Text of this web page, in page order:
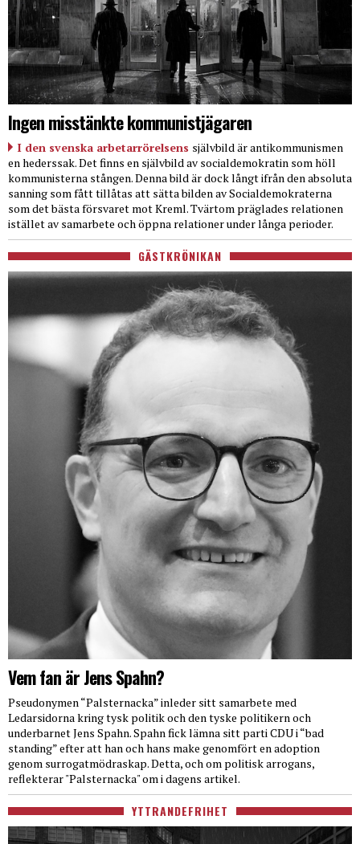
Ingen misstänkte kommunistjägaren
I den svenska arbetarrörelsens självbild är antikommunismen
en hederssak. Det finns en självbild av socialdemokratin som höll
kommunisterna stången. Denna bild är dock långt ifrån den absoluta
sanning som fått tillåtas att sätta bilden av Socialdemokraterna
som det bästa försvaret mot Kreml. Tvärtom präglades relationen
istället av samarbete och öppna relationer under långa perioder.
GÄSTKRÖNIKAN
Vem fan är Jens Spahn?
Pseudonymen “Palsternacka” inleder sitt samarbete med
Ledarsidorna kring tysk politik och den tyske politikern och
underbarnet Jens Spahn. Spahn fick lämna sitt parti CDU i “bad
standing” efter att han och hans make genomfört en adoption
genom surrogatmödraskap. Detta, och om politisk arrogans,
reflekterar "Palsternacka" om i dagens artikel.
YTTRANDEFRIHET